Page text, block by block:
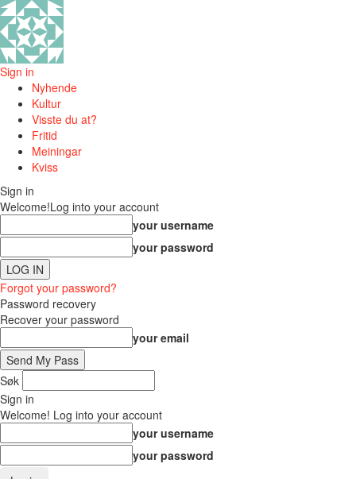
Sign in
Nyhende
Kultur
Visste du at?
Fritid
Meiningar
Kviss
Sign in
Welcome!Log into your account
your username
your password
Forgot your password?
Password recovery
Recover your password
your email
Søk
Sign in
Welcome! Log into your account
your username
your password